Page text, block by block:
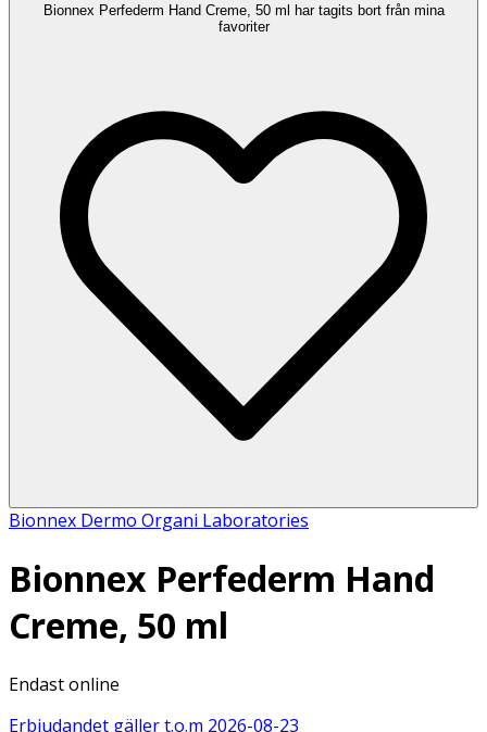
Bionnex Perfederm Hand Creme, 50 ml har tagits bort från mina
favoriter
Bionnex Dermo Organi Laboratories
Bionnex Perfederm Hand
Creme, 50 ml
Endast online
Erbjudandet gäller t.o.m 2026-08-23